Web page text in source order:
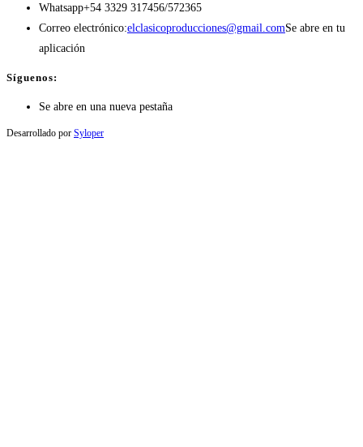
Whatsapp+54 3329 317456/572365
Correo electrónico:elclasicoproducciones@gmail.comSe abre en tu
aplicación
Síguenos:
Se abre en una nueva pestaña
Desarrollado por Syloper